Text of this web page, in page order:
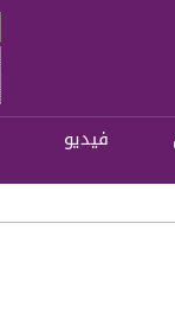
فيديو